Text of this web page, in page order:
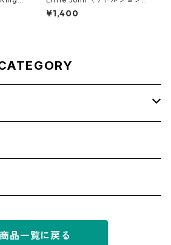
H
- That Girl 【7-20045】
¥1,400
商品一覧に戻る